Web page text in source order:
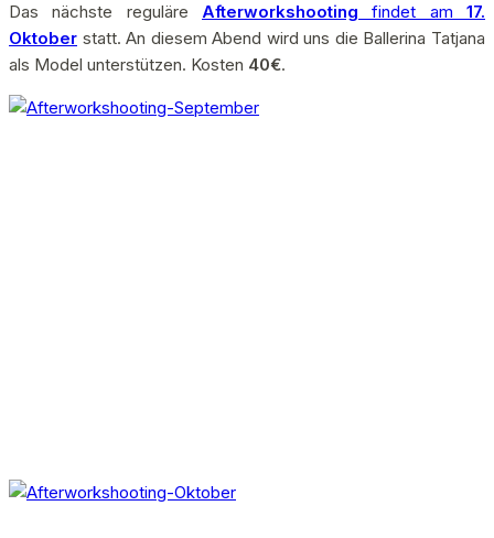
Das nächste reguläre Afterworkshooting findet am 17.
Oktober statt. An diesem Abend wird uns die Ballerina Tatjana
als Model unterstützen. Kosten 40€.